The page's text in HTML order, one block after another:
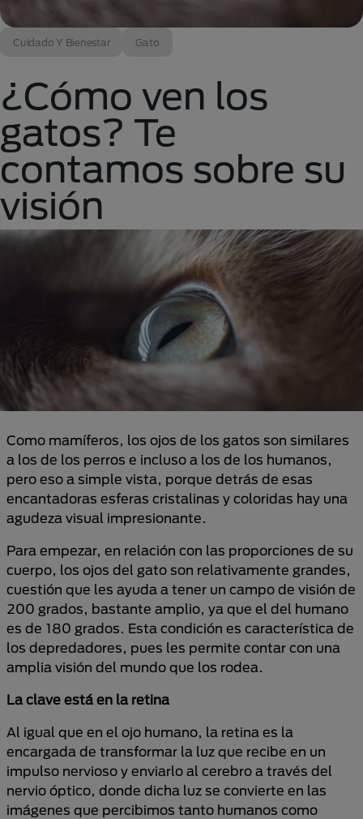
Cuidado Y Bienestar Gato
¿Cómo ven los
gatos? Te
contamos sobre su
visión
Como mamíferos, los ojos de los gatos son similares
a los de los perros e incluso a los de los humanos,
pero eso a simple vista, porque detrás de esas
encantadoras esferas cristalinas y coloridas hay una
agudeza visual impresionante.
Para empezar, en relación con las proporciones de su
cuerpo, los ojos del gato son relativamente grandes,
cuestión que les ayuda a tener un campo de visión de
200 grados, bastante amplio, ya que el del humano
es de 180 grados. Esta condición es característica de
los depredadores, pues les permite contar con una
amplia visión del mundo que los rodea.
La clave está en la retina
Al igual que en el ojo humano, la retina es la
encargada de transformar la luz que recibe en un
impulso nervioso y enviarlo al cerebro a través del
nervio óptico, donde dicha luz se convierte en las
imágenes que percibimos tanto humanos como